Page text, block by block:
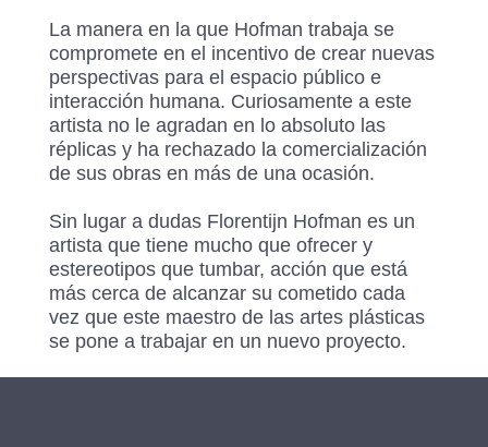
La manera en la que Hofman trabaja se
compromete en el incentivo de crear nuevas
perspectivas para el espacio público e
interacción humana. Curiosamente a este
artista no le agradan en lo absoluto las
réplicas y ha rechazado la comercialización
de sus obras en más de una ocasión.
Sin lugar a dudas Florentijn Hofman es un
artista que tiene mucho que ofrecer y
estereotipos que tumbar, acción que está
más cerca de alcanzar su cometido cada
vez que este maestro de las artes plásticas
se pone a trabajar en un nuevo proyecto.